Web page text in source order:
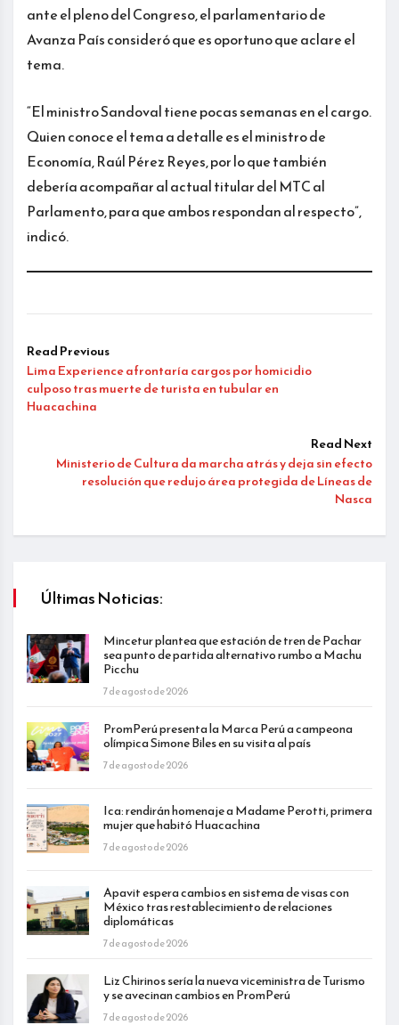
ante el pleno del Congreso, el parlamentario de
Avanza País consideró que es oportuno que aclare el
tema.
“El ministro Sandoval tiene pocas semanas en el cargo.
Quien conoce el tema a detalle es el ministro de
Economía, Raúl Pérez Reyes, por lo que también
debería acompañar al actual titular del MTC al
Parlamento, para que ambos respondan al respecto”,
indicó.
Read Previous
Lima Experience afrontaría cargos por homicidio
culposo tras muerte de turista en tubular en
Huacachina
Read Next
Ministerio de Cultura da marcha atrás y deja sin efecto
resolución que redujo área protegida de Líneas de
Nasca
Últimas Noticias:
Mincetur plantea que estación de tren de Pachar
sea punto de partida alternativo rumbo a Machu
Picchu
7 de agosto de 2026
PromPerú presenta la Marca Perú a campeona
olímpica Simone Biles en su visita al país
7 de agosto de 2026
Ica: rendirán homenaje a Madame Perotti, primera
mujer que habitó Huacachina
7 de agosto de 2026
Apavit espera cambios en sistema de visas con
México tras restablecimiento de relaciones
diplomáticas
7 de agosto de 2026
Liz Chirinos sería la nueva viceministra de Turismo
y se avecinan cambios en PromPerú
7 de agosto de 2026